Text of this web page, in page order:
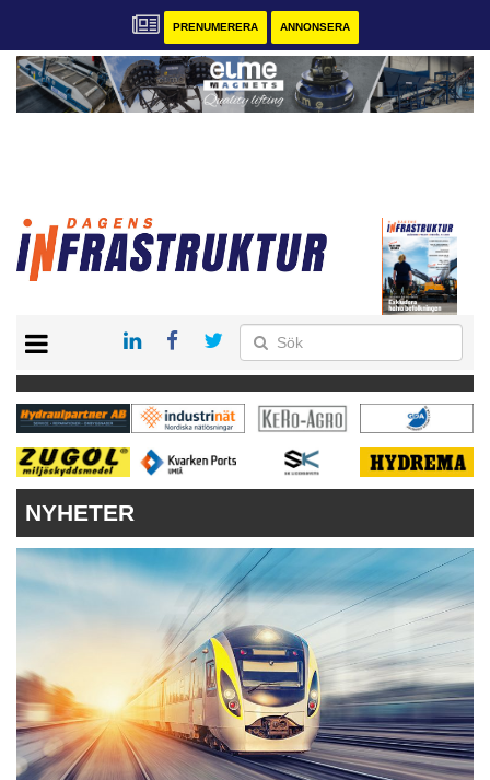
PRENUMERERA ANNONSERA
KONTAKT
VÅRA ANDRA MAGASIN
PRENUMERERA
ANNONSERA
NYHETER